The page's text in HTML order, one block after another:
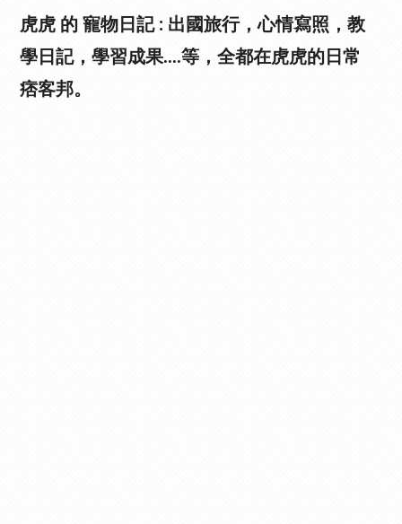
虎虎 的 寵物日記 : 出國旅行，心情寫照，教
學日記，學習成果....等，全都在虎虎的日常
痞客邦。